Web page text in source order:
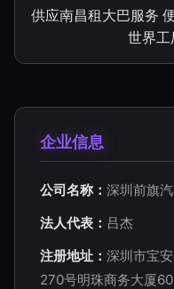
供应南昌租大巴服务
世界
企业信息
公司名称： 深圳前旗
法人代表： 吕杰
注册地址： 深圳市宝
270号明珠商务大厦